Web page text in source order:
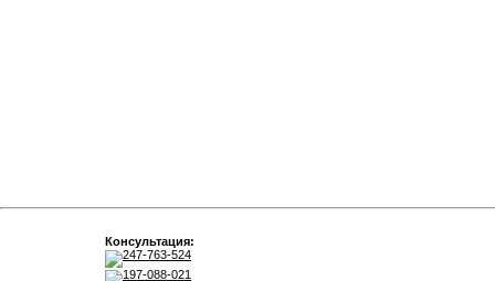
Консультация:
247-763-524
197-088-021